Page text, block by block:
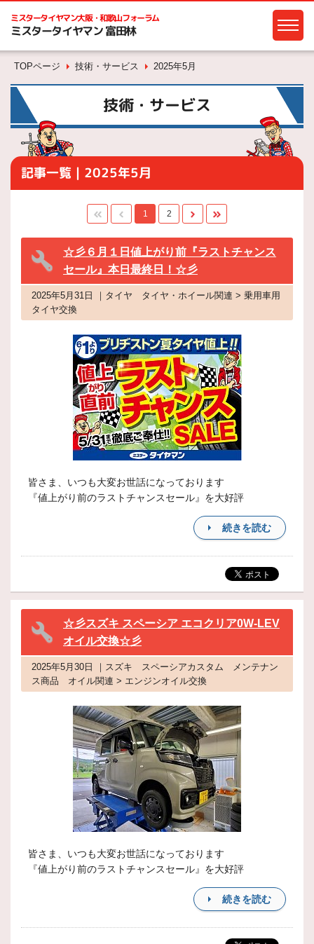
ミスタータイヤマン大阪・和歌山フォーラム
ミスタータイヤマン 富田林
TOPページ 技術・サービス 2025年5月
技術・サービス
記事一覧｜2025年5月
1 2
☆彡６月１日値上がり前『ラストチャンス
セール』本日最終日！☆彡
2025年5月31日 ｜タイヤ タイヤ・ホイール関連 > 乗用車用
タイヤ交換
皆さま、いつも大変お世話になっております
『値上がり前のラストチャンスセール』を大好評
続きを読む
☆彡スズキ スペーシア エコクリア0W-LEV
オイル交換☆彡
2025年5月30日 ｜スズキ スペーシアカスタム メンテナン
ス商品 オイル関連 > エンジンオイル交換
皆さま、いつも大変お世話になっております
『値上がり前のラストチャンスセール』を大好評
続きを読む